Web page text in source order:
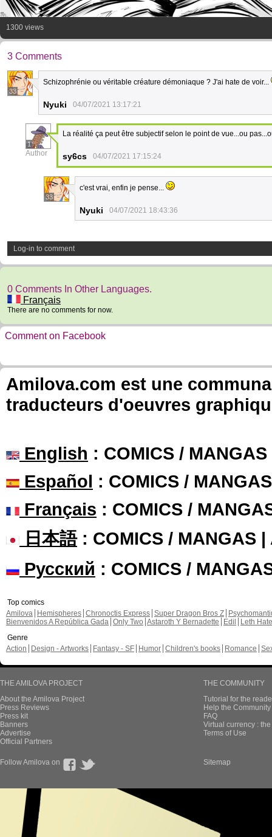
1300 views
3 Comments
33
Schizophrénie ou véritable créature démoniaque ? J'ai hate de voir...
Nyuki 04/07/2021 13:17:21
1
Author
La réalité ça peut être subjectif selon le point de vue...ou
sy6cs 04/07/2021 17:15:24
33
c'est vrai, enfin je pense...
Nyuki 04/07/2021 18:43:36
Log-in to comment
0 Comments In Other Languages.
Français
There are no comments for now.
Comment on Facebook
Amilova.com est une
traducteurs d'oeuvres
English : COMICS /
Español : COMICS /
Français : COMICS /
日本語: COMICS / MANGAS |
Русский : COMICS /
Top comics
Amilova
Hemispheres Chronoctis Express Super Dragon Bros Z
Bienvenidos A República Gada Only Two Astaroth Y Bernadette Edil
Leth Hate
Genre
Action
Design - Artworks Fantasy - SF Humor Children's books Romance
THE AMILOVA PROJECT
About the Amilova Project
Press Reviews
Press kit
Banners
Advertise
Official Partners
THE COMMUNITY
Tutorial for the
Help the
FAQ
Virtual currency :
Terms of Use
Follow Amilova on Sitemap